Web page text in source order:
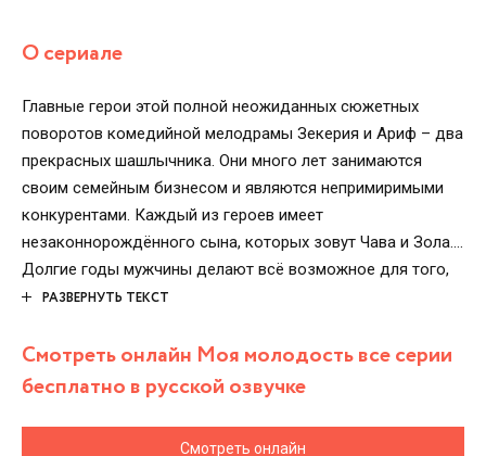
О сериале
Главные герои этой полной неожиданных сюжетных
поворотов комедийной мелодрамы Зекерия и Ариф – два
прекрасных шашлычника. Они много лет занимаются
своим семейным бизнесом и являются непримиримыми
конкурентами. Каждый из героев имеет
незаконнорождённого сына, которых зовут Чава и Зола.
Долгие годы мужчины делают всё возможное для того,
чтобы эта скандальная правда не стала достоянием
Прелестная дочка Зекерии по имени Азра совершенно
случайно знакомится с Золой. Молодые люди мгновенно
вдруг это будет началом мира между двумя
РАЗВЕРНУТЬ ТЕКСТ
Смотреть онлайн Моя молодость все серии
бесплатно в русской озвучке
Смотреть онлайн